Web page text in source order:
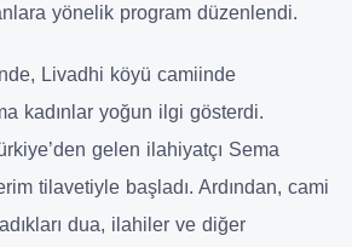
yönelik program düzenlendi.
Livadhi köyü camiinde
kadınlar yoğun ilgi gösterdi.
gelen ilahiyatçı Sema
tilavetiyle başladı. Ardından, cami
dua, ilahiler ve diğer